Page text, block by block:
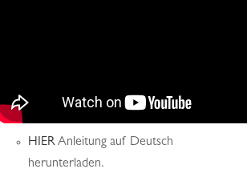
HIERAnleitung auf Deutsch
herunterladen.